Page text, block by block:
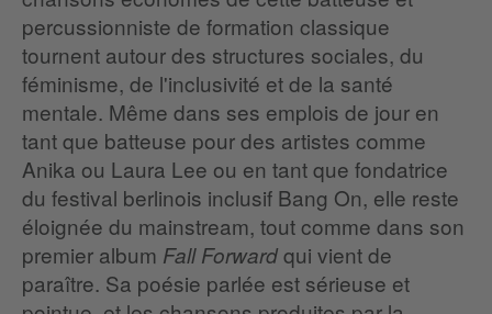
percussionniste de formation classique
tournent autour des structures sociales, du
féminisme, de l'inclusivité et de la santé
mentale. Même dans ses emplois de jour en
tant que batteuse pour des artistes comme
Anika ou Laura Lee ou en tant que fondatrice
du festival berlinois inclusif Bang On, elle reste
éloignée du mainstream, tout comme dans son
premier album Fall Forwardqui vient de
paraître. Sa poésie parlée est sérieuse et